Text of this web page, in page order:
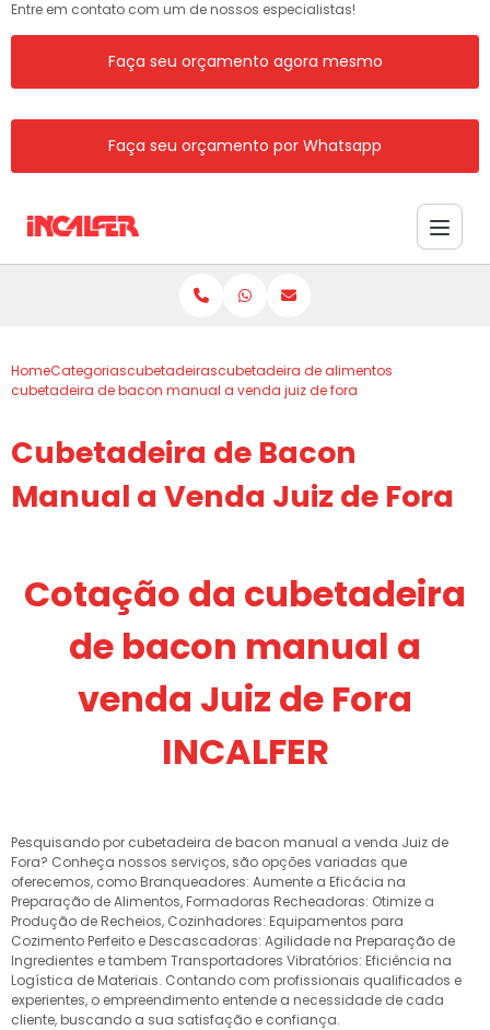
Entre em contato com um de nossos especialistas!
Faça seu orçamento agora mesmo
Faça seu orçamento por Whatsapp
HomeCategoriascubetadeirascubetadeira de alimentos
cubetadeira de bacon manual a venda juiz de fora
Cubetadeira de Bacon
Manual a Venda Juiz de Fora
Cotação da cubetadeira
de bacon manual a
venda Juiz de Fora
INCALFER
Pesquisando por cubetadeira de bacon manual a venda Juiz de
Fora? Conheça nossos serviços, são opções variadas que
oferecemos, como Branqueadores: Aumente a Eficácia na
Preparação de Alimentos, Formadoras Recheadoras: Otimize a
Produção de Recheios, Cozinhadores: Equipamentos para
Cozimento Perfeito e Descascadoras: Agilidade na Preparação de
Ingredientes e tambem Transportadores Vibratórios: Eficiência na
Logística de Materiais. Contando com profissionais qualificados e
experientes, o empreendimento entende a necessidade de cada
cliente, buscando a sua satisfação e confiança.